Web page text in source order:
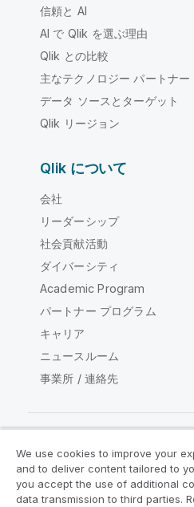
信頼と AI
AI で Qlik を選ぶ理由
Qlik との比較
主なテクノロジー パートナー
データ ソースとターゲット
Qlik リージョン
Qlik について
会社
リーダーシップ
社会貢献活動
ダイバーシティ
Academic Program
パートナー プログラム
キャリア
ニュースルーム
事業所 / 連絡先
Qlik コミュニ
法的契約 製品規約
We use cookies to improve your
and to deliver content tailored to
you accept the use of additional
data transmission to third parties.